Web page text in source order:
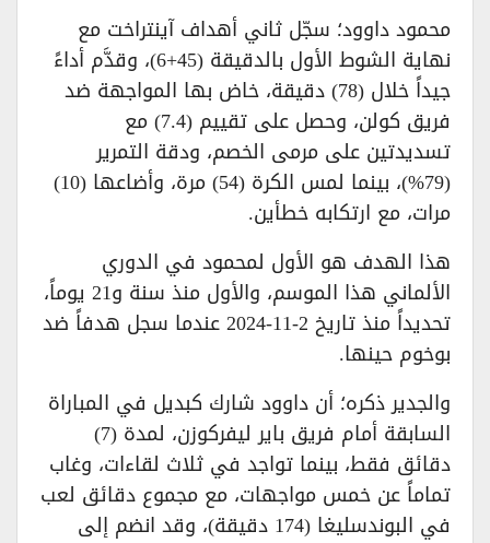
محمود داوود؛ سجّل ثاني أهداف آينتراخت مع
نهاية الشوط الأول بالدقيقة (45+6)، وقدَّم أداءً
جيداً خلال (78) دقيقة، خاض بها المواجهة ضد
فريق كولن، وحصل على تقييم (7.4) مع
تسديدتين على مرمى الخصم، ودقة التمرير
(79%)، بينما لمس الكرة (54) مرة، وأضاعها (10)
مرات، مع ارتكابه خطأين.
هذا الهدف هو الأول لمحمود في الدوري
الألماني هذا الموسم، والأول منذ سنة و21 يوماً،
تحديداً منذ تاريخ 2-11-2024 عندما سجل هدفاً ضد
بوخوم حينها.
والجدير ذكره؛ أن داوود شارك كبديل في المباراة
السابقة أمام فريق باير ليفركوزن، لمدة (7)
دقائق فقط، بينما تواجد في ثلاث لقاءات، وغاب
تماماً عن خمس مواجهات، مع مجموع دقائق لعب
في البوندسليغا (174 دقيقة)، وقد انضم إلى